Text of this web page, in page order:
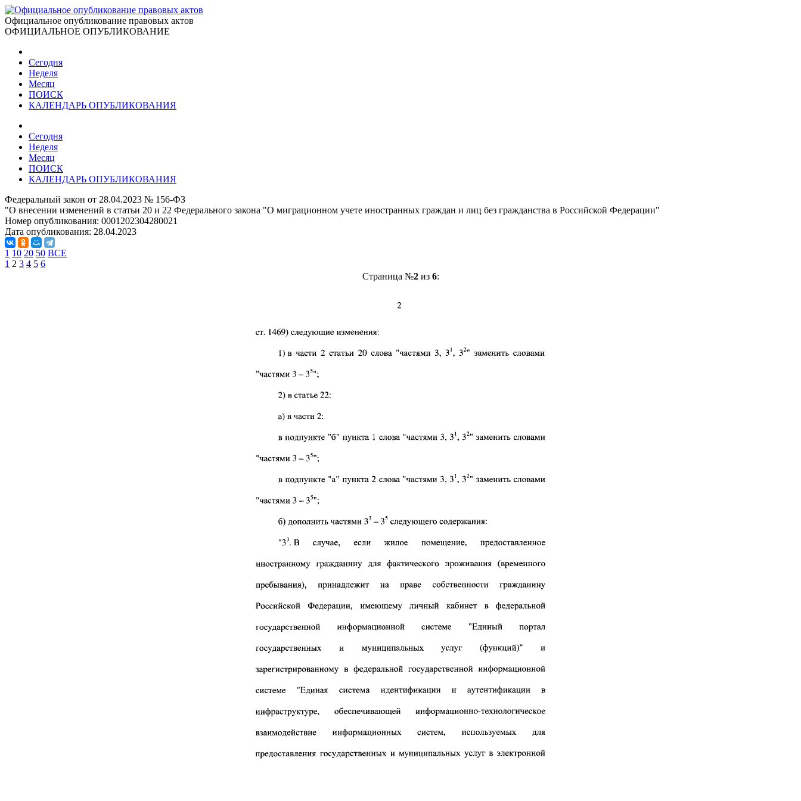
Официальное опубликование правовых актов
ОФИЦИАЛЬНОЕ ОПУБЛИКОВАНИЕ
Сегодня
Неделя
Месяц
ПОИСК
КАЛЕНДАРЬ ОПУБЛИКОВАНИЯ
Сегодня
Неделя
Месяц
ПОИСК
КАЛЕНДАРЬ ОПУБЛИКОВАНИЯ
Федеральный закон от 28.04.2023 № 156-ФЗ
"О внесении изменений в статьи 20 и 22 Федерального закона "О миграционном учете иностранных граждан и лиц без гражданства в Российской Федерации"
Номер опубликования: 0001202304280021
Дата опубликования: 28.04.2023
1 10 20 50 ВСЕ
1 2 3 4 5 6
Страница №2из 6: